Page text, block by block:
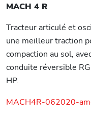
MACH 4 R
Tracteur articulé et
une meilleur traction
compaction au sol,
conduite réversible
HP.
MACH4R-062020-